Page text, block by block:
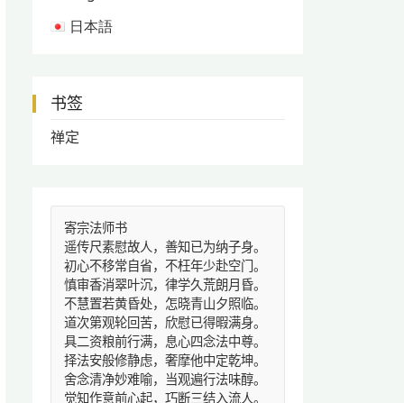
日本語
书签
禅定
寄宗法师书
遥传尺素慰故人，善知已为纳子身。
初心不移常自省，不枉年少赴空门。
慎审香消翠叶沉，律学久荒朗月昏。
不慧置若黄昏处，怎晓青山夕照临。
道次第观轮回苦，欣慰已得暇满身。
具二资粮前行满，息心四念法中尊。
择法安般修静虑，奢摩他中定乾坤。
舍念清净妙难喻，当观遍行法味醇。
觉知作意前心起，巧断三结入流人。